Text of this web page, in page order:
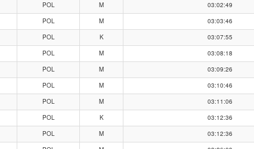
POL M 03:02:49
POL M 03:03:46
POL K 03:07:55
POL M 03:08:18
POL M 03:09:26
POL M 03:10:46
POL M 03:11:06
POL K 03:12:36
POL M 03:12:36